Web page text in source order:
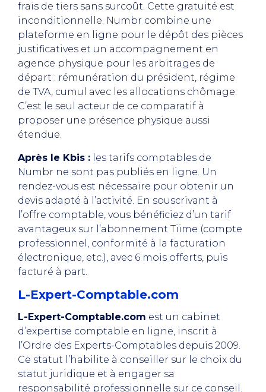
frais de tiers sans surcoût. Cette gratuité est
inconditionnelle. Numbr combine une
plateforme en ligne pour le dépôt des pièces
justificatives et un accompagnement en
agence physique pour les arbitrages de
départ : rémunération du président, régime
de TVA, cumul avec les allocations chômage.
C’est le seul acteur de ce comparatif à
proposer une présence physique aussi
étendue.
Après le Kbis : les tarifs comptables de
Numbr ne sont pas publiés en ligne. Un
rendez-vous est nécessaire pour obtenir un
devis adapté à l’activité. En souscrivant à
l’offre comptable, vous bénéficiez d’un tarif
avantageux sur l’abonnement Tiime (compte
professionnel, conformité à la facturation
électronique, etc.), avec 6 mois offerts, puis
facturé à part.
L-Expert-Comptable.com
L-Expert-Comptable.com est un cabinet
d’expertise comptable en ligne, inscrit à
l’Ordre des Experts-Comptables depuis 2009.
Ce statut l’habilite à conseiller sur le choix du
statut juridique et à engager sa
responsabilité professionnelle sur ce conseil.